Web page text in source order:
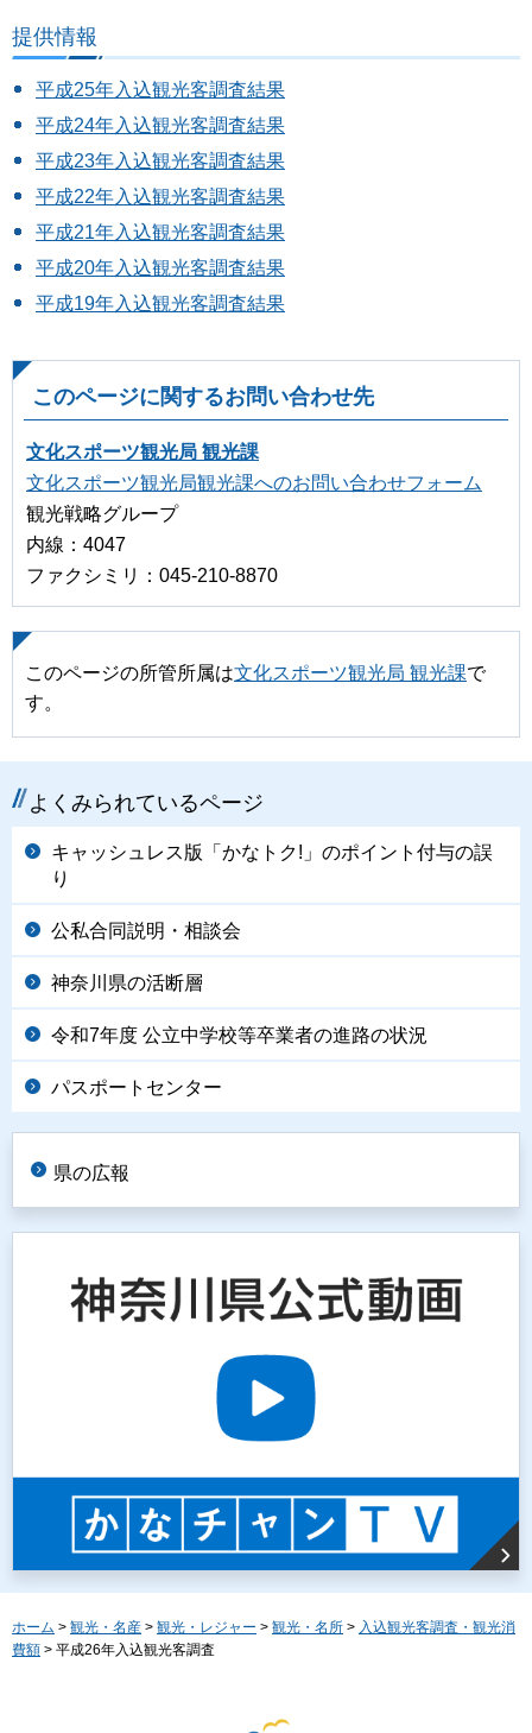
提供情報
平成25年入込観光客調査結果
平成24年入込観光客調査結果
平成23年入込観光客調査結果
平成22年入込観光客調査結果
平成21年入込観光客調査結果
平成20年入込観光客調査結果
平成19年入込観光客調査結果
このページに関するお問い合わせ先
文化スポーツ観光局 観光課
文化スポーツ観光局観光課へのお問い合わせフォーム
観光戦略グループ
内線：4047
ファクシミリ：045-210-8870
このページの所管所属は文化スポーツ観光局 観光課で
す。
よくみられているページ
キャッシュレス版「かなトク!」のポイント付与の誤
り
公私合同説明・相談会
神奈川県の活断層
令和7年度 公立中学校等卒業者の進路の状況
パスポートセンター
県の広報
ホーム > 観光・名産 > 観光・レジャー > 観光・名所 > 入込観光客調査・観光消
費額 > 平成26年入込観光客調査